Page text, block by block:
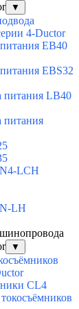
▼
4-Ductor
EB40
EBS32
питания LB40
питания
LCH
LH
▼
CL4